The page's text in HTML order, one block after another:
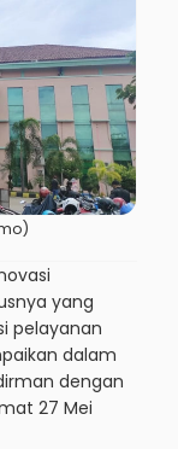
yang
pelayanan
dalam
dengan
27 Mei